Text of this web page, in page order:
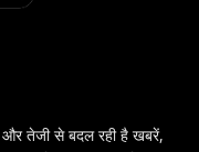
और तेजी से बदल रही है खबरें,